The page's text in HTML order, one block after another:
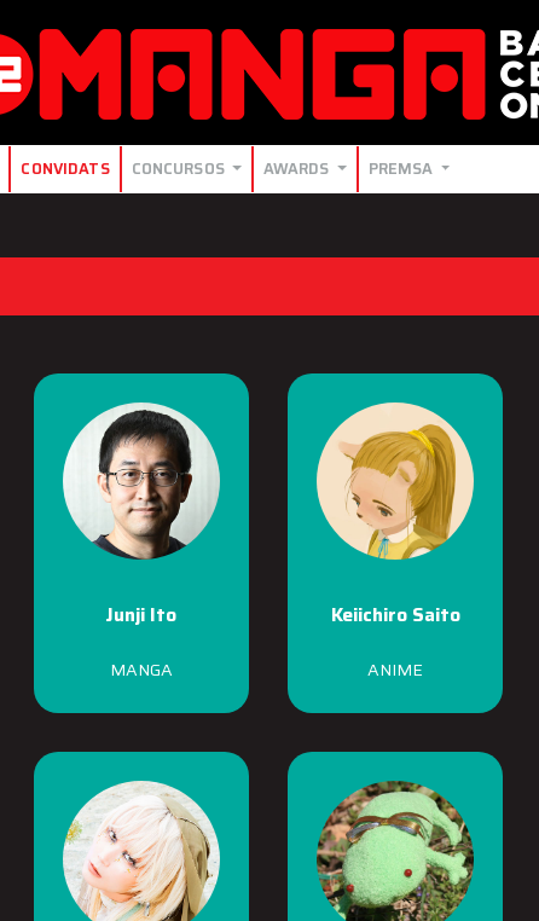
CONVIDATS CONCURSOS AWARDS PREMSA
Junji Ito
MANGA
Keiichiro Saito
ANIME